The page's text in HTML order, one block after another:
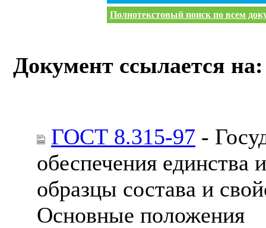
Полнотекстовый поиск по всем
Документ ссылается на:
ГОСТ 8.315-97 -
обеспечения единства
образцы состава и
Основные положения